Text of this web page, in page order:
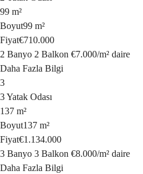
99 m²
Boyut99 m²
Fiyat€710.000
2 Banyo 2 Balkon €7.000/m² daire
Daha Fazla Bilgi
3
3 Yatak Odası
137 m²
Boyut137 m²
Fiyat€1.134.000
3 Banyo 3 Balkon €8.000/m² daire
Daha Fazla Bilgi